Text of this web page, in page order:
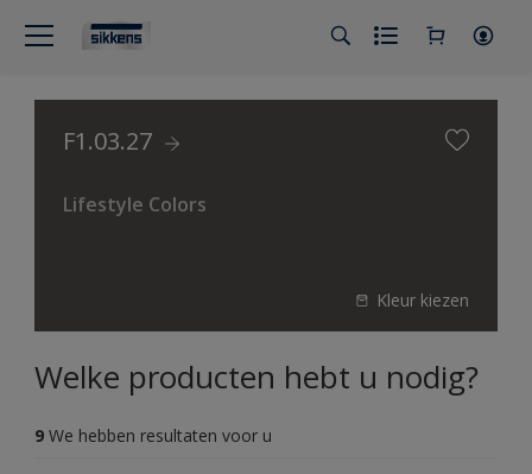
F1.03.27
Lifestyle Colors
Kleur kiezen
Welke producten hebt u nodig?
9 We hebben resultaten voor u